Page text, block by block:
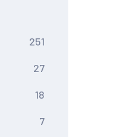
251
27
18
7